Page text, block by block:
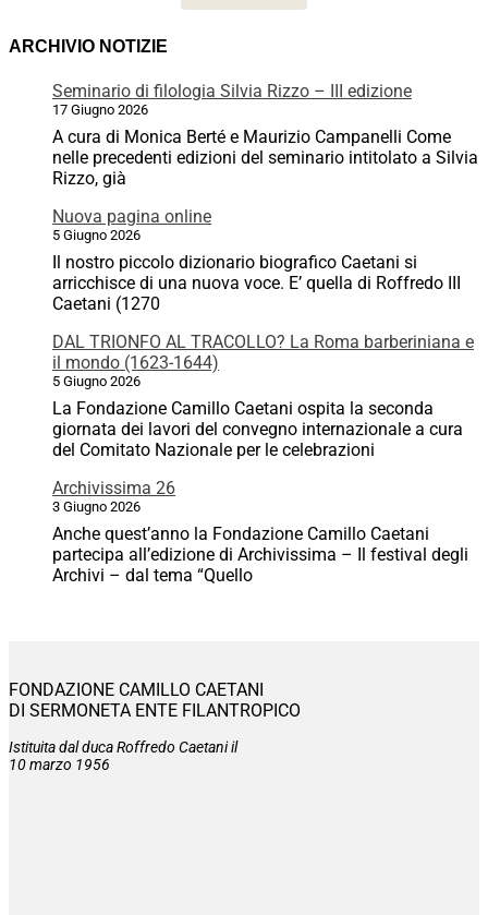
ARCHIVIO NOTIZIE
Seminario di filologia Silvia Rizzo – III edizione
17 Giugno 2026
A cura di Monica Berté e Maurizio Campanelli Come
nelle precedenti edizioni del seminario intitolato a Silvia
Rizzo, già
Nuova pagina online
5 Giugno 2026
Il nostro piccolo dizionario biografico Caetani si
arricchisce di una nuova voce. E’ quella di Roffredo III
Caetani (1270
DAL TRIONFO AL TRACOLLO? La Roma barberiniana e
il mondo (1623-1644)
5 Giugno 2026
La Fondazione Camillo Caetani ospita la seconda
giornata dei lavori del convegno internazionale a cura
del Comitato Nazionale per le celebrazioni
Archivissima 26
3 Giugno 2026
Anche quest’anno la Fondazione Camillo Caetani
partecipa all’edizione di Archivissima – Il festival degli
Archivi – dal tema “Quello
FONDAZIONE CAMILLO CAETANI
DI SERMONETA ENTE FILANTROPICO
Istituita dal duca Roffredo Caetani il
10 marzo 1956